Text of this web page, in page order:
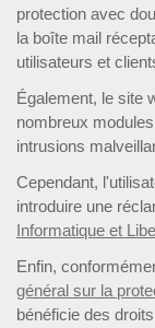
protection avec
la boîte mail
utilisateurs et
Également, le site
nombreux
intrusions
Cependant,
introduire une
Informatique et
Enfin,
général sur la
bénéficie des